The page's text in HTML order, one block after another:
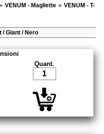
VENUM - Magliette »VENUM - T-
/ Giant / Nero
Quant.